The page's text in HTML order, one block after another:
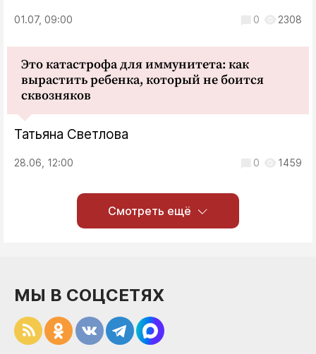
01.07, 09:00 0 2308
Это катастрофа для иммунитета: как
вырастить ребенка, который не боится
сквозняков
Татьяна Светлова
28.06, 12:00 0 1459
Смотреть ещё
МЫ В СОЦСЕТЯХ